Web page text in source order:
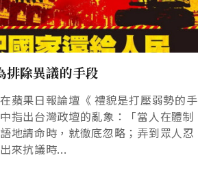
排除異議的手段
蘋果日報論壇《 禮貌是打壓弱勢的手
指出台灣政壇的亂象：「當人在體制
地請命時，就徹底忽略；弄到眾人忍
來抗議時...